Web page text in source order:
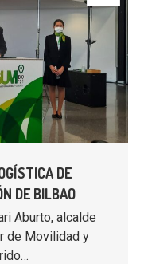
DE
DE BILBAO
Aburto, alcalde
de Movilidad y